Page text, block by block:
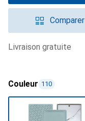
Comparer
livraison gratuite
Couleur 110